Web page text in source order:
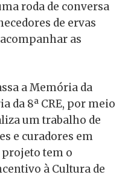
roda de conversa
de ervas
as
a Memória da
da 8ª CRE, por meio
um trabalho de
e curadores em
projeto tem o
à Cultura de